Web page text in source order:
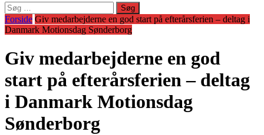
Søg
efter:
Forside Giv medarbejderne en god start på efterårsferien – deltag i
Danmark Motionsdag Sønderborg
Giv medarbejderne en god
start på efterårsferien – deltag
i Danmark Motionsdag
Sønderborg